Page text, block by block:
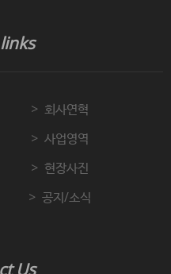
회사연혁
사업영역
현장사진
공지/소식
Us